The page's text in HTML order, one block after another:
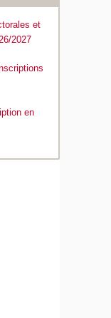
et
2027
en